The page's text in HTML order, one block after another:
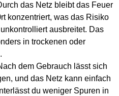
das Netz bleibt das Feuer
konzentriert, was das Risiko
ausbreitet. Das
in trockenen oder
dem Gebrauch lässt sich
und das Netz kann einfach
du weniger Spuren in